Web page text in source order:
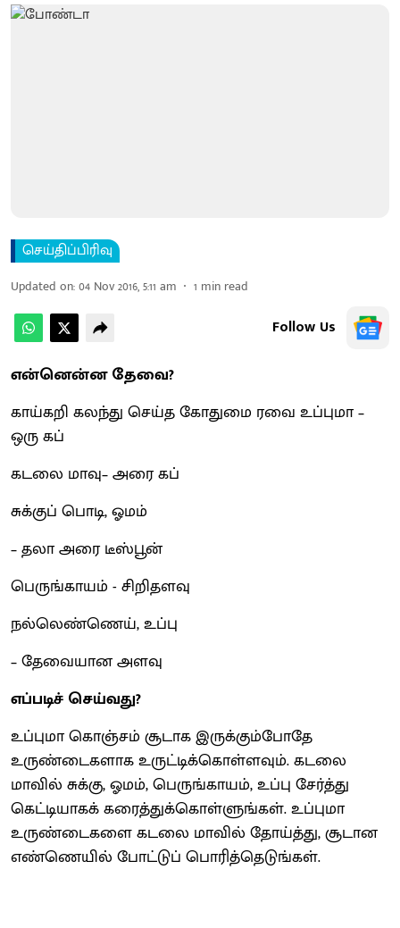
செய்திப்பிரிவு
Updated on:04 Nov 2016, 5:11 am 1 min read
Follow Us
என்னென்ன தேவை?
காய்கறி கலந்து செய்த கோதுமை ரவை உப்புமா –
ஒரு கப்
கடலை மாவு– அரை கப்
சுக்குப் பொடி, ஓமம்
– தலா அரை டீஸ்பூன்
பெருங்காயம் - சிறிதளவு
நல்லெண்ணெய், உப்பு
– தேவையான அளவு
எப்படிச் செய்வது?
உப்புமா கொஞ்சம் சூடாக இருக்கும்போதே
உருண்டைகளாக உருட்டிக்கொள்ளவும். கடலை
மாவில் சுக்கு, ஓமம், பெருங்காயம், உப்பு சேர்த்து
கெட்டியாகக் கரைத்துக்கொள்ளுங்கள். உப்புமா
உருண்டைகளை கடலை மாவில் தோய்த்து, சூடான
எண்ணெயில் போட்டுப் பொரித்தெடுங்கள்.